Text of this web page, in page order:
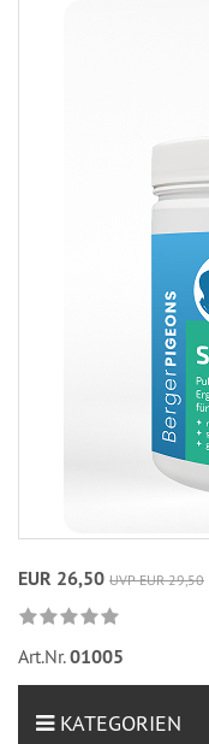
EUR 26,50 UVP EUR 29,50
Art.Nr.01005
KATEGORIEN